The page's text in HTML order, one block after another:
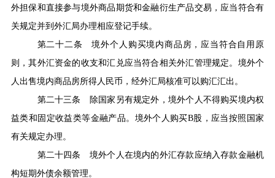
外担保和直接参与境外商品期货和金融衍生产品交易，应当符合有
关规定并到外汇局办理相应登记手续。
第二十二条
境外个人购买境内商品房，应当符合自用原
则，其外汇资金的收支和汇兑应当符合相关外汇管理规定。境外个
人出售境内商品房所得人民币，经外汇局核准可以购汇汇出。
第二十三条
除国家另有规定外，境外个人不得购买境内权
益类和固定收益类等金融产品。境外个人购买B股，应当按照国家
有关规定办理。
第二十四条
境外个人在境内的外汇存款应纳入存款金融机
构短期外债余额管理。